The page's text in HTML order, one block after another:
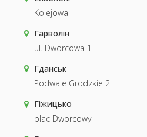
Kolejowa
Гарволін
ul. Dworcowa 1
Гданськ
Podwale Grodzkie 2
Гіжицько
plac Dworcowy